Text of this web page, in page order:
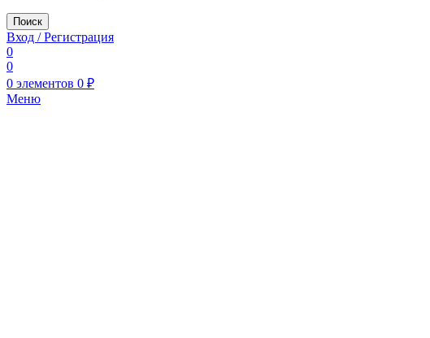
Поиск
Вход / Регистрация
0
0
0 элементов 0 ₽
Меню